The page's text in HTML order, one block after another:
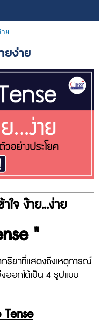
ย
ยง่าย
ใจ ง๊าย...ง่าย
"
ริยาที่แสดงถึงเหตุการณ์
ออกได้เป็น 4 รูปแบบ
Tense